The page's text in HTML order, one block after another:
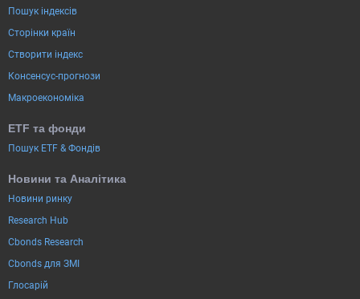
Пошук індексів
Сторінки країн
Створити індекс
Консенсус-прогнози
Макроекономіка
ETF та фонди
Пошук ETF & Фондів
Новини та Аналітика
Новини ринку
Research Hub
Cbonds Research
Cbonds для ЗМІ
Глосарій